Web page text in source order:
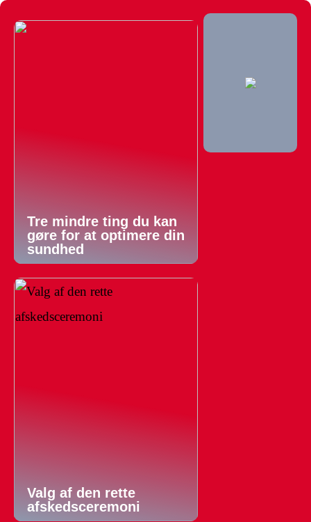
Tre mindre ting du kan
gøre for at optimere din
sundhed
Valg af den rette
afskedsceremoni